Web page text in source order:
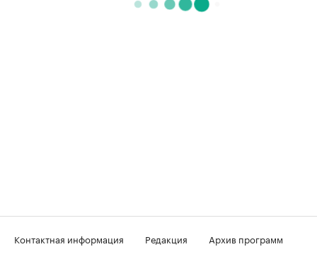
Контактная информация Редакция
Архив программ